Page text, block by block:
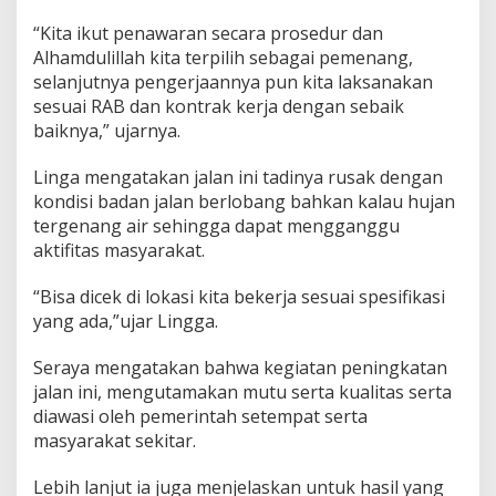
“Kita ikut penawaran secara prosedur dan
Alhamdulillah kita terpilih sebagai pemenang,
selanjutnya pengerjaannya pun kita laksanakan
sesuai RAB dan kontrak kerja dengan sebaik
baiknya,” ujarnya.
Linga mengatakan jalan ini tadinya rusak dengan
kondisi badan jalan berlobang bahkan kalau hujan
tergenang air sehingga dapat mengganggu
aktifitas masyarakat.
“Bisa dicek di lokasi kita bekerja sesuai spesifikasi
yang ada,”ujar Lingga.
Seraya mengatakan bahwa kegiatan peningkatan
jalan ini, mengutamakan mutu serta kualitas serta
diawasi oleh pemerintah setempat serta
masyarakat sekitar.
Lebih lanjut ia juga menjelaskan untuk hasil yang